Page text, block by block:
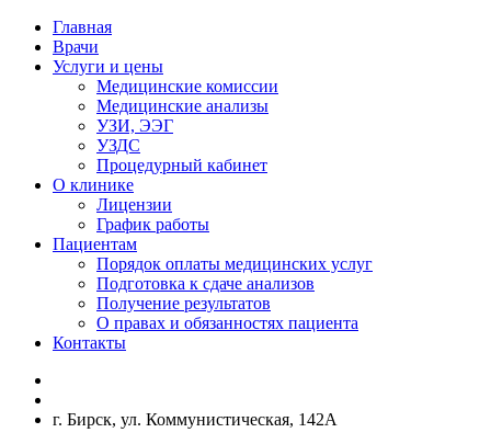
Главная
Врачи
Услуги и цены
Медицинские комиссии
Медицинские анализы
УЗИ, ЭЭГ
УЗДС
Процедурный кабинет
О клинике
Лицензии
График работы
Пациентам
Порядок оплаты медицинских услуг
Подготовка к сдаче анализов
Получение результатов
О правах и обязанностях пациента
Контакты
г. Бирск, ул. Коммунистическая, 142А